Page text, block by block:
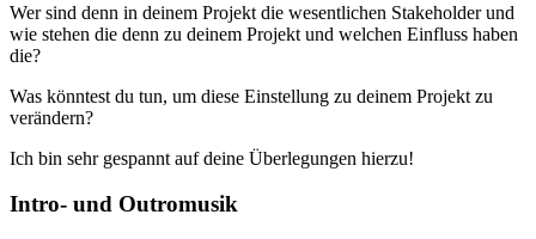
Wer sind denn in deinem Projekt die wesentlichen Stakeholder und
wie stehen die denn zu deinem Projekt und welchen Einfluss haben
die?
Was könntest du tun, um diese Einstellung zu deinem Projekt zu
verändern?
Ich bin sehr gespannt auf deine Überlegungen hierzu!
Intro- und Outromusik